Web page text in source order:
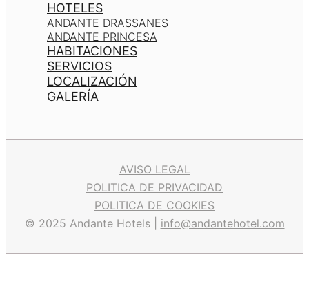
HOTELES
ANDANTE DRASSANES
ANDANTE PRINCESA
HABITACIONES
SERVICIOS
LOCALIZACIÓN
GALERÍA
© 2025 Andante Hotels | info@andantehotel.com
AVISO LEGAL
POLITICA DE PRIVACIDAD
POLITICA DE COOKIES